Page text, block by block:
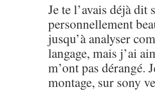
Je te l’avais déjà dit
personnellement
jusqu’à analyser
langage, mais j’ai
m’ont pas dérangé.
montage, sur sony